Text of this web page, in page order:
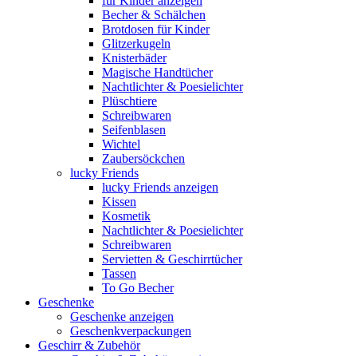
Becher & Schälchen
Brotdosen für Kinder
Glitzerkugeln
Knisterbäder
Magische Handtücher
Nachtlichter & Poesielichter
Plüschtiere
Schreibwaren
Seifenblasen
Wichtel
Zaubersöckchen
lucky Friends
lucky Friends anzeigen
Kissen
Kosmetik
Nachtlichter & Poesielichter
Schreibwaren
Servietten & Geschirrtücher
Tassen
To Go Becher
Geschenke
Geschenke anzeigen
Geschenkverpackungen
Geschirr & Zubehör